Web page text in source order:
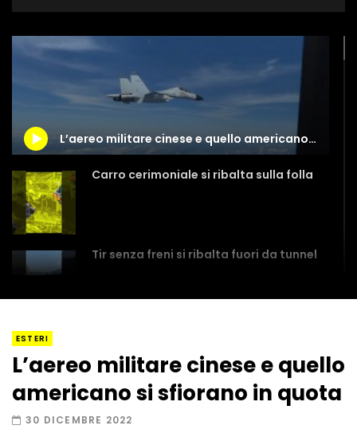
L’aereo militare cinese e quello americano si sfiorano in quota
Carro cerimoniale si ribalta sulla folla
Tir senza freni si ribalta fuori da tunnel
Amiocuggino fa saltare in aria il drone
ESTERI
L’aereo militare cinese e quello
americano si sfiorano in quota
30 DICEMBRE 2022